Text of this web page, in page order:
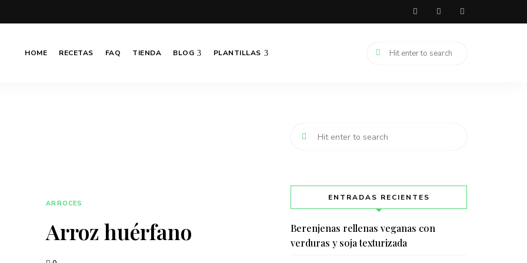
HOME RECETAS FAQ TIENDA BLOG PLANTILLAS
ARROCES
Arroz huérfano
ENTRADAS RECIENTES
Berenjenas rellenas veganas con
verduras y soja texturizada